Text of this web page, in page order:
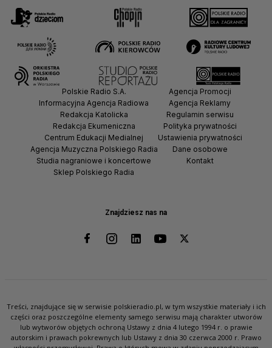
Znajdziesz nas na
Polskie Radio S.A.
Informacyjna Agencja Radiowa
Redakcja Katolicka
Redakcja Ekumeniczna
Centrum Edukacji Medialnej
Agencja Muzyczna Polskiego Radia
Studia nagraniowe i koncertowe
Sklep Polskiego Radia
Agencja Promocji
Agencja Reklamy
Regulamin serwisu
Polityka prywatności
Ustawienia prywatności
Dane osobowe
Kontakt
Treści, znajdujące się w serwisie polskieradio.pl, w tym wszystkie materiały i ich
części oraz poszczególne elementy samego serwisu mają charakter utworów
lub wytworów objętych ochroną Ustawy z dnia 4 lutego 1994 r. o prawie
autorskim i prawach pokrewnych lub Ustawy z dnia 30 czerwca 2000 r. Prawo